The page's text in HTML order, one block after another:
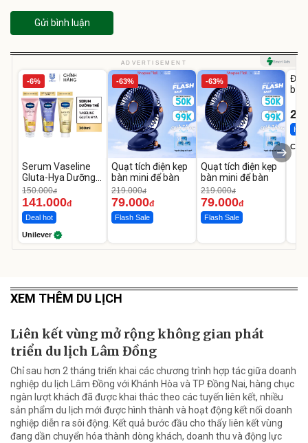
Gửi bình luận
ADVERTISEMENT
-6%
Serum Vaseline
Gluta-Hya Dưỡng
Da Sáng Mịn Sau 7
Ngày
150.000đ
141.000đ
Deal hot
Unilever
-63%
Quạt tích điện kẹp
bàn mini để bàn
219.000đ
79.000đ
Flash Sale
-63%
Quạt tích điện kẹp
bàn mini để bàn
219.000đ
79.000đ
Flash Sale
Đai
bé
Hot
XEM THÊM DU LỊCH
Liên kết vùng mở rộng không gian phát
triển du lịch Lâm Đồng
Chỉ sau hơn 2 tháng triển khai các chương trình hợp tác giữa doanh
nghiệp du lịch Lâm Đồng với Khánh Hòa và TP Đồng Nai, hàng chục
ngàn lượt khách đã được khai thác theo các tuyến liên kết, nhiều
sản phẩm du lịch mới được hình thành và hoạt động kết nối doanh
nghiệp diễn ra sôi động. Kết quả bước đầu cho thấy liên kết vùng
đang dần chuyển hóa thành dòng khách, doanh thu và động lực